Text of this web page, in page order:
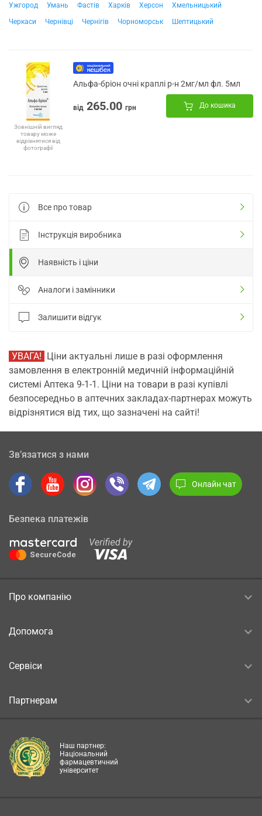
Ужгород
Умань Фастів Харків Херсон
Хмельницький
Черкаси
Чернівці Чернігів Чорноморськ Шептицький
Зовнішній вигляд
товару може
відрізнятися від
фотографії
Альфа-бріон очні краплі р-н 2мг/мл фл. 5мл
від 265.00 грн До кошика
Все про товар
Інструкція виробника
Наявність і ціни
Аналоги і замінники
Залишити відгук
УВАГА! Ціни актуальні лише в разі оформлення
замовлення в електронній медичній інформаційній
системі Аптека 9-1-1. Ціни на товари в разі купівлі
безпосередньо в аптечних закладах-партнерах можуть
відрізнятися від тих, що зазначені на сайті!
Зв’язатися з нами
Онлайн чат
Безпека платежів
Про компанію
Допомога
Сервіси
Партнерам
Наш партнер:
Національний
фармацевтичний
університет